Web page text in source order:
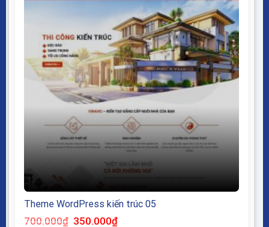
Theme WordPress kiến trúc 05
700.000₫ Giá
350.000₫Giá